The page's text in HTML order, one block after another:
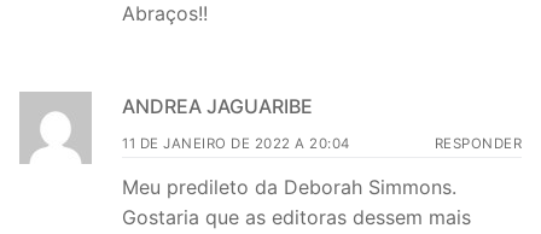
Abraços!!
ANDREA JAGUARIBE
11 DE JANEIRO DE 2022 A 20:04 RESPONDER
Meu predileto da Deborah Simmons.
Gostaria que as editoras dessem mais